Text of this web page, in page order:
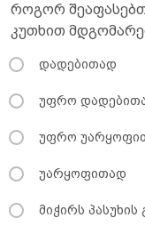
როგორ
კუთხით
დადებითად
უფრო
უფრო
უარყოფითად
მიჭირს პასუხის